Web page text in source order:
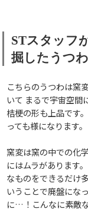
STスタッフ
掘したうつわ
こちらのうつわは窯
いて まるで宇宙空間
桔梗の形も上品です
っても様になります。
窯変は窯の中での化
にはムラがあります
なものをできるだけ
いうことで廃盤にな
に…！こんなに素敵